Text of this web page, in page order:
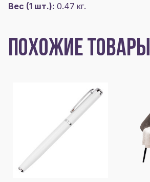
Вес (1 шт.): 0.47 кг.
ПОХОЖИЕ ТОВАРЫ